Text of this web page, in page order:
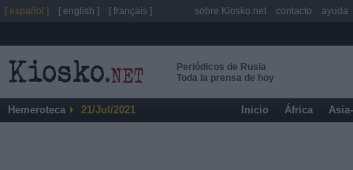
Periódicos de Rusia
Toda la prensa de hoy
Hemeroteca 21/Jul/2021 Inicio África
[ español ] [ english ] [ français ] sobre Kiosko.net contacto ayuda